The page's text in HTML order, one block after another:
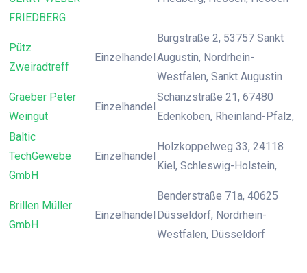
FRIEDBERG
Pütz
Zweiradtreff
Einzelhandel
Burgstraße 2, 53757 Sankt
Augustin, Nordrhein-
Westfalen, Sankt Augustin
Graeber Peter
Weingut
Einzelhandel
Schanzstraße 21, 67480
Edenkoben, Rheinland-Pfalz,
Baltic
TechGewebe
GmbH
Einzelhandel
Holzkoppelweg 33, 24118
Kiel, Schleswig-Holstein,
Brillen Müller
GmbH
Einzelhandel
Benderstraße 71a, 40625
Düsseldorf, Nordrhein-
Westfalen, Düsseldorf